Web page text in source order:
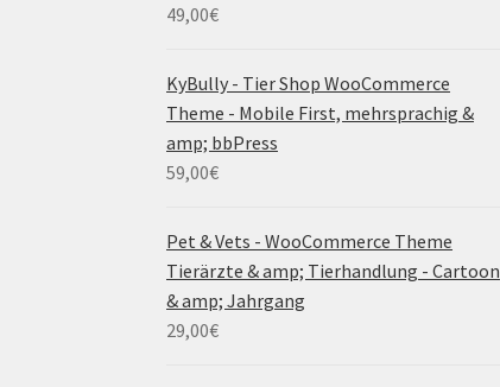
49,00€
KyBully - Tier Shop WooCommerce
Theme - Mobile First, mehrsprachig &
amp; bbPress
59,00€
Pet & Vets - WooCommerce Theme
Tierärzte & amp; Tierhandlung - Cartoon
& amp; Jahrgang
29,00€